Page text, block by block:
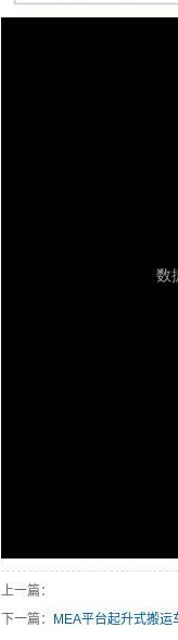
上一篇：
下一篇：
MEA平台起升式搬运